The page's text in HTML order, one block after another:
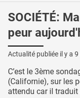
SOCIÉTÉ:
peur
Actualité publiée il y a 9
C’est le 3ème
(Californie), sur les
attendu car il traduit